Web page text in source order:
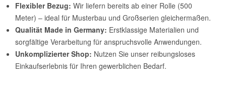
Flexibler Bezug: Wir liefern bereits ab einer Rolle (500
Meter) – ideal für Musterbau und Großserien gleichermaßen.
Qualität Made in Germany: Erstklassige Materialien und
sorgfältige Verarbeitung für anspruchsvolle Anwendungen.
Unkomplizierter Shop: Nutzen Sie unser reibungsloses
Einkaufserlebnis für Ihren gewerblichen Bedarf.